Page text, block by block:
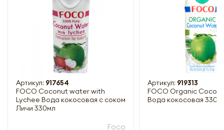
Артикул: 917654
FOCO Coconut water with
Lychee Вода кокосовая с соком
Личи 330мл
Foco
Артикул: 919313
FOCO Organic
Вода кокосовая